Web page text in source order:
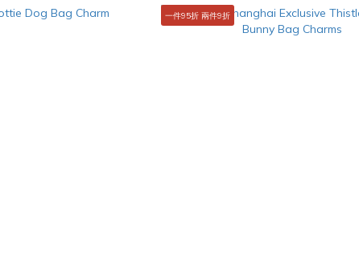
一件95折 兩件9折